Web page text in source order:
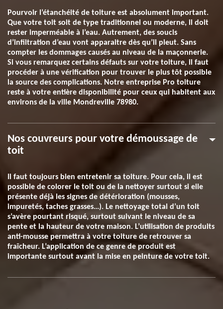
Pourvoir l’étanchéité de toiture est absolument important.
Que votre toit soit de type traditionnel ou moderne, il doit
rester imperméable à l’eau. Autrement, des soucis
d’infiltration d’eau vont apparaitre dès qu’il pleut. Sans
compter les dommages causés au niveau de la maçonnerie.
Si vous remarquez certains défauts sur votre toiture, il faut
procéder à une vérification pour trouver le plus tôt possible
la source des complications. Notre entreprise Pro toiture
reste à votre entière disponibilité pour ceux qui habitent aux
environs de la ville Mondreville 78980.
Nos couvreurs pour votre démoussage de
toit
Il faut toujours bien entretenir sa toiture. Pour cela, il est
possible de colorer le toit ou de la nettoyer surtout si elle
présente déjà les signes de détérioration (mousses,
impuretés, taches grasses…). Le nettoyage total d’un toit
s’avère pourtant risqué, surtout suivant le niveau de sa
pente et la hauteur de votre maison. L’utilisation de produits
anti-mousse permettra à votre toiture de retrouver sa
fraîcheur. L’application de ce genre de produit est
importante surtout avant la mise en peinture de votre toit.